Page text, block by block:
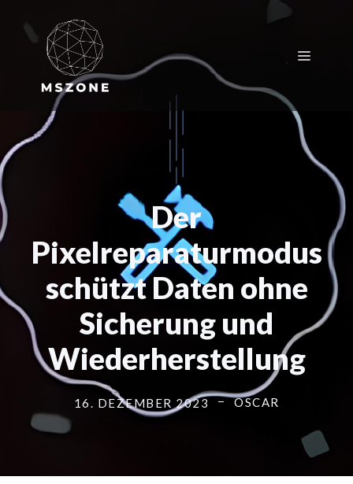
Inhalt
springen
Menü
Der
Pixelreparaturmodus
schützt Daten ohne
Sicherung und
Wiederherstellung
16. DEZEMBER 2023 OSCAR